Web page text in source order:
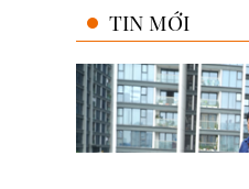
TIN MỚI